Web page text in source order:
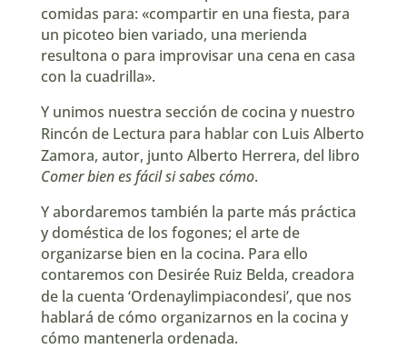
comidas para: «compartir en una fiesta, para
un picoteo bien variado, una merienda
resultona o para improvisar una cena en casa
con la cuadrilla».
Y unimos nuestra sección de cocina y nuestro
Rincón de Lectura para hablar con Luis Alberto
Zamora, autor, junto Alberto Herrera, del libro
Comer bien es fácil si sabes cómo.
Y abordaremos también la parte más práctica
y doméstica de los fogones; el arte de
organizarse bien en la cocina. Para ello
contaremos con Desirée Ruiz Belda, creadora
de la cuenta ‘Ordenaylimpiacondesi’, que nos
hablará de cómo organizarnos en la cocina y
cómo mantenerla ordenada.